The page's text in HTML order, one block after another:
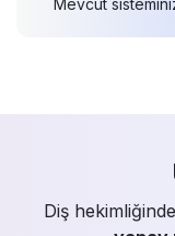
Mevcut
Diş